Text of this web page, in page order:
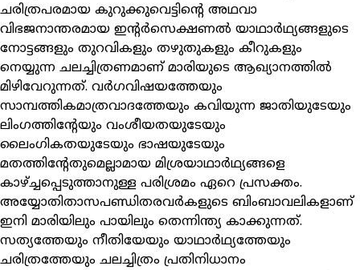
ചരിത്രപരമായ കുറുക്കുവെട്ടിന്റെ അഥവാ
വിഭജനാന്തരമായ ഇന്റര്‍സെക്ഷണല്‍ യാഥാര്‍ഥ്യങ്ങളുടെ
നോട്ടങ്ങളും തുറവികളും തഴുതുകളും കീറുകളും
നെയ്യുന്ന ചലച്ചിത്രണമാണ് മാരിയുടെ ആഖ്യാനത്തില്‍
മിഴിവേറുന്നത്. വര്‍ഗവിഷയത്തേയും
സാമ്പത്തികമാത്രവാദത്തേയും കവിയുന്ന ജാതിയുടേയും
ലിംഗത്തിന്റേയും വംശീയതയുടേയും
ലൈംഗികതയുടേയും ഭാഷയുടേയും
മതത്തിന്റേതുമെല്ലാമായ മിശ്രയാഥാര്‍ഥ്യങ്ങളെ
കാഴ്ച്ചപ്പെടുത്താനുള്ള പരിശ്രമം ഏറെ പ്രസക്തം.
അയ്യോതിതാസപണ്ഡിതരവര്‍കളുടെ ബിംബാവലികളാണ്
ഇനി മാരിയിലും പായിലും തെന്നിന്ത്യ കാക്കുന്നത്.
സത്യത്തേയും നീതിയേയും യാഥാര്‍ഥ്യത്തേയും
ചരിത്രത്തേയും ചലച്ചിത്രം പ്രതിനിധാനം